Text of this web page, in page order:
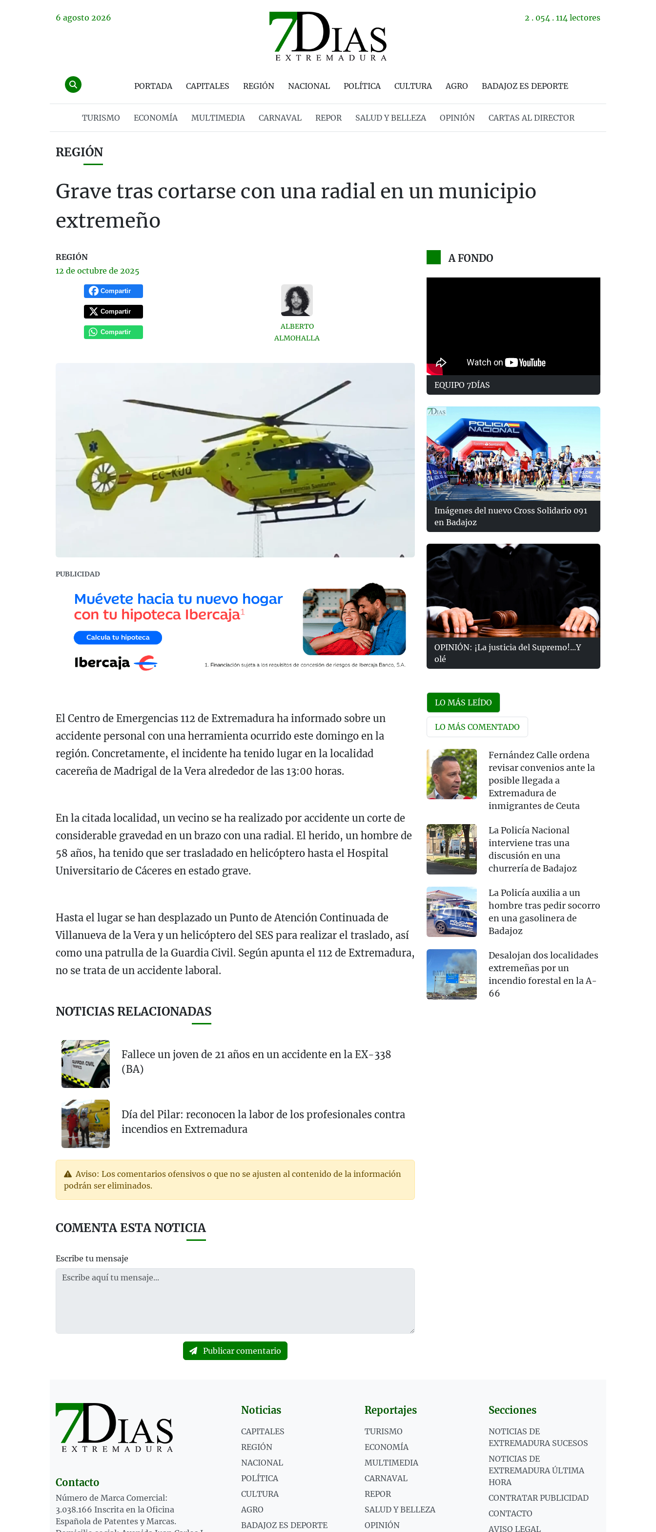
6 agosto 2026 2 . 054 . 114 lectores
PORTADA CAPITALES REGIÓN NACIONAL POLÍTICA CULTURA AGRO BADAJOZ ES DEPORTE
TURISMO ECONOMÍA MULTIMEDIA CARNAVAL REPOR SALUD Y BELLEZA OPINIÓN CARTAS AL DIRECTOR
REGIÓN
Grave tras cortarse con una radial en un municipio
extremeño
REGIÓN
12 de octubre de 2025
Compartir
Compartir
Compartir
ALBERTO
ALMOHALLA
PUBLICIDAD
El Centro de Emergencias 112 de Extremadura ha informado sobre un
accidente personal con una herramienta ocurrido este domingo en la
región. Concretamente, el incidente ha tenido lugar en la localidad
cacereña de Madrigal de la Vera alrededor de las 13:00 horas.
En la citada localidad, un vecino se ha realizado por accidente un corte de
considerable gravedad en un brazo con una radial. El herido, un hombre de
58 años, ha tenido que ser trasladado en helicóptero hasta el Hospital
Universitario de Cáceres en estado grave.
Hasta el lugar se han desplazado un Punto de Atención Continuada de
Villanueva de la Vera y un helicóptero del SES para realizar el traslado, así
como una patrulla de la Guardia Civil. Según apunta el 112 de Extremadura,
no se trata de un accidente laboral.
NOTICIAS RELACIONADAS
Fallece un joven de 21 años en un accidente en la EX-338
(BA)
Día del Pilar: reconocen la labor de los profesionales contra
incendios en Extremadura
Aviso: Los comentarios ofensivos o que no se ajusten al contenido de la información
podrán ser eliminados.
COMENTA ESTA NOTICIA
Escribe tu mensaje
Publicar comentario
A FONDO
EQUIPO 7DÍAS
Imágenes del nuevo Cross Solidario 091
en Badajoz
OPINIÓN: ¡La justicia del Supremo!...Y
olé
LO MÁS LEÍDO
LO MÁS COMENTADO
Fernández Calle ordena
revisar convenios ante la
posible llegada a
Extremadura de
inmigrantes de Ceuta
La Policía Nacional
interviene tras una
discusión en una
churrería de Badajoz
La Policía auxilia a un
hombre tras pedir socorro
en una gasolinera de
Badajoz
Desalojan dos localidades
extremeñas por un
incendio forestal en la A-
66
Contacto
Número de Marca Comercial:
3.038.166 Inscrita en la Oficina
Española de Patentes y Marcas.
Noticias
CAPITALES
REGIÓN
NACIONAL
POLÍTICA
CULTURA
AGRO
BADAJOZ ES DEPORTE
Reportajes
TURISMO
ECONOMÍA
MULTIMEDIA
CARNAVAL
REPOR
SALUD Y BELLEZA
OPINIÓN
Secciones
NOTICIAS DE
EXTREMADURA SUCESOS
NOTICIAS DE
EXTREMADURA ÚLTIMA
HORA
CONTRATAR PUBLICIDAD
CONTACTO
AVISO LEGAL